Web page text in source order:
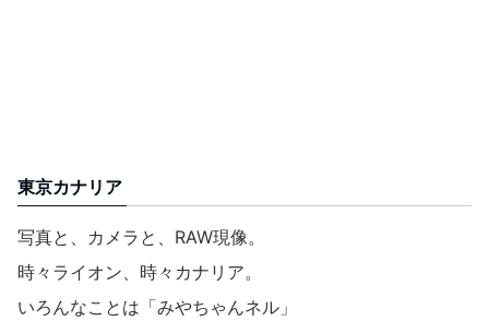
東京カナリア
写真と、カメラと、RAW現像。
時々ライオン、時々カナリア。
いろんなことは「みやちゃんネル」